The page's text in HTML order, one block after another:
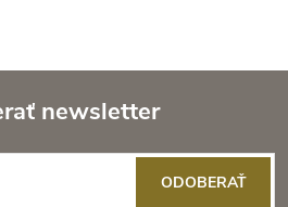
newsletter
ODOBERAŤ